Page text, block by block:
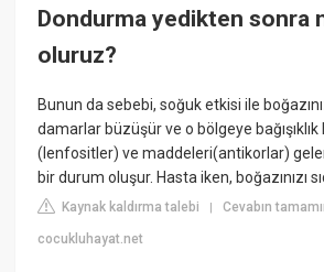
Dondurma yedikten sonra
oluruz?
Bunun da sebebi, soğuk etkisi ile
damarlar büzüşür ve o bölgeye
(lenfositler) ve maddeleri(antikorlar)
bir durum oluşur. Hasta iken, boğazınızı
Kaynak kaldırma talebi |Cevabın
cocukluhayat.net